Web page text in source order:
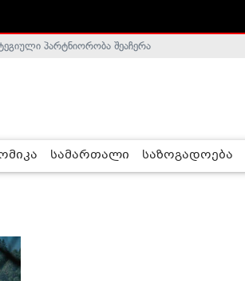
პარტნიორობა შეაჩერა
სამართალი საზოგადოება